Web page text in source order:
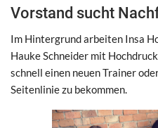
Vorstand sucht
Im Hintergrund arbeiten Insa
Hauke Schneider mit
schnell einen neuen Trainer
Seitenlinie zu bekommen.